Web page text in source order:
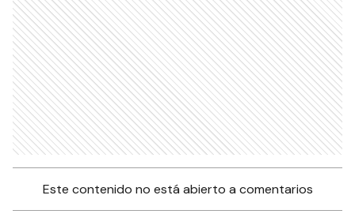
Este contenido no está abierto a comentarios